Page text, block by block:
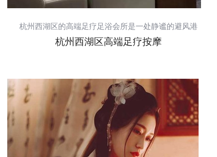
杭州西湖区的高端足疗足浴会所是一处静谧的避风港
杭州西湖区高端足疗按摩